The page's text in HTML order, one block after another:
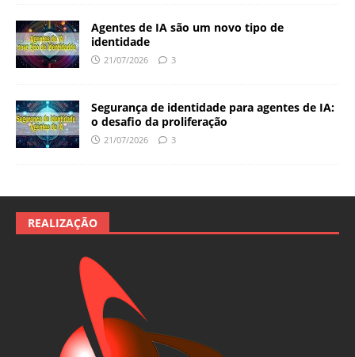
Agentes de IA são um novo tipo de
identidade
21/07/2026 3
Segurança de identidade para agentes de IA:
o desafio da proliferação
21/07/2026 3
REALIZAÇÃO